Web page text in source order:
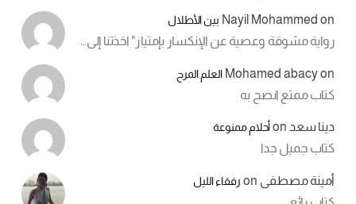
Nayil Mohammed on بين الأطلال
رواية مشوقة وعصية عن الإنكسار بإمتياز" اخذتنا إلى…
Mohamed abacyon العلم المرح
كتاب ممتع انصح به
دينا سعد onأحلام ممنوعة
كتاب جميل جدا
أمينة مصطفى on رفقاء الليل